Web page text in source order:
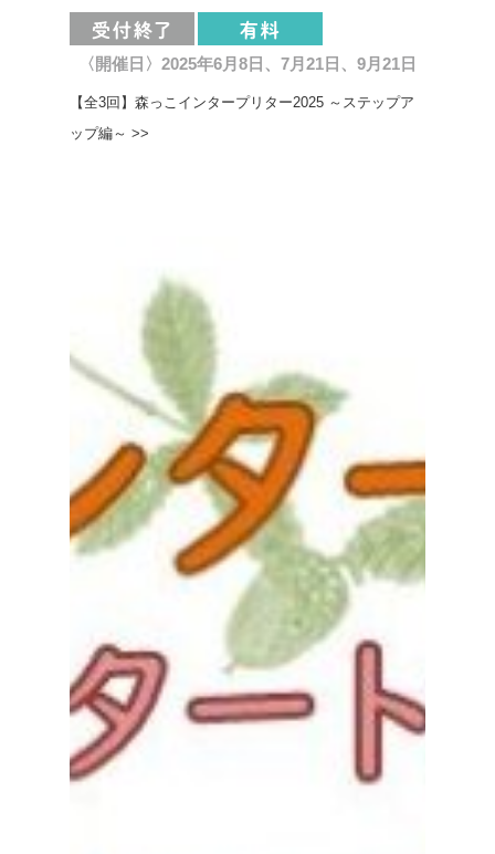
〈開催日〉2025年6月8日、7月21日、9月21日
【全3回】森っこインタープリター2025 ～ステップア
ップ編～ >>